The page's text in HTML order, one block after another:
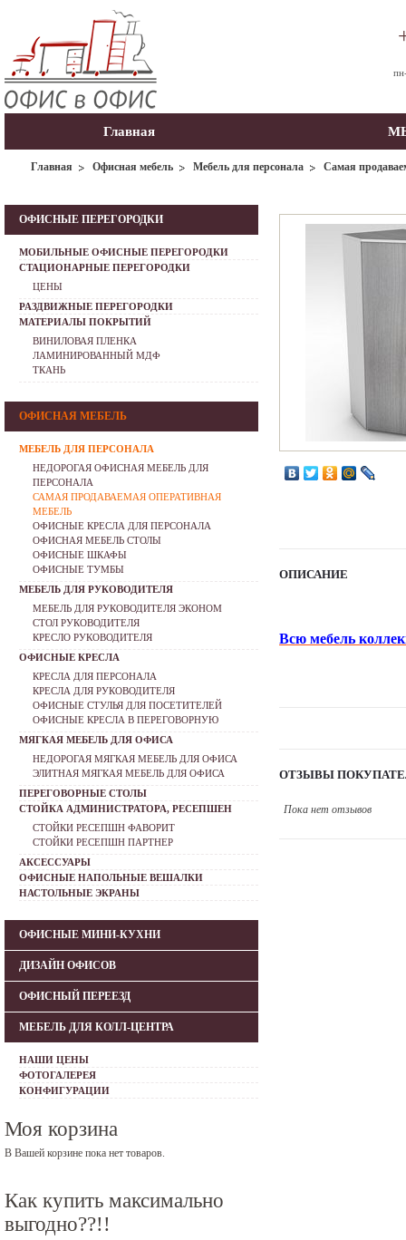
Главная
Главная Офисная мебель Мебель для персонала Самая
ОПИСАНИЕ
Всю мебель
ОТЗЫВЫ
Пока нет отзывов
ОФИСНЫЕ ПЕРЕГОРОДКИ
МОБИЛЬНЫЕ ОФИСНЫЕ ПЕРЕГОРОДКИ
СТАЦИОНАРНЫЕ ПЕРЕГОРОДКИ
ЦЕНЫ
РАЗДВИЖНЫЕ ПЕРЕГОРОДКИ
МАТЕРИАЛЫ ПОКРЫТИЙ
ВИНИЛОВАЯ ПЛЕНКА
ЛАМИНИРОВАННЫЙ МДФ
ТКАНЬ
ОФИСНАЯ МЕБЕЛЬ
МЕБЕЛЬ ДЛЯ ПЕРСОНАЛА
НЕДОРОГАЯ ОФИСНАЯ МЕБЕЛЬ ДЛЯ
ПЕРСОНАЛА
САМАЯ ПРОДАВАЕМАЯ ОПЕРАТИВНАЯ
МЕБЕЛЬ
ОФИСНЫЕ КРЕСЛА ДЛЯ ПЕРСОНАЛА
ОФИСНАЯ МЕБЕЛЬ СТОЛЫ
ОФИСНЫЕ ШКАФЫ
ОФИСНЫЕ ТУМБЫ
МЕБЕЛЬ ДЛЯ РУКОВОДИТЕЛЯ
МЕБЕЛЬ ДЛЯ РУКОВОДИТЕЛЯ ЭКОНОМ
СТОЛ РУКОВОДИТЕЛЯ
КРЕСЛО РУКОВОДИТЕЛЯ
ОФИСНЫЕ КРЕСЛА
КРЕСЛА ДЛЯ ПЕРСОНАЛА
КРЕСЛА ДЛЯ РУКОВОДИТЕЛЯ
ОФИСНЫЕ СТУЛЬЯ ДЛЯ ПОСЕТИТЕЛЕЙ
ОФИСНЫЕ КРЕСЛА В ПЕРЕГОВОРНУЮ
МЯГКАЯ МЕБЕЛЬ ДЛЯ ОФИСА
НЕДОРОГАЯ МЯГКАЯ МЕБЕЛЬ ДЛЯ ОФИСА
ЭЛИТНАЯ МЯГКАЯ МЕБЕЛЬ ДЛЯ ОФИСА
ПЕРЕГОВОРНЫЕ СТОЛЫ
СТОЙКА АДМИНИСТРАТОРА, РЕСЕПШЕН
СТОЙКИ РЕСЕПШН ФАВОРИТ
СТОЙКИ РЕСЕПШН ПАРТНЕР
АКСЕССУАРЫ
ОФИСНЫЕ НАПОЛЬНЫЕ ВЕШАЛКИ
НАСТОЛЬНЫЕ ЭКРАНЫ
ОФИСНЫЕ МИНИ-КУХНИ
ДИЗАЙН ОФИСОВ
ОФИСНЫЙ ПЕРЕЕЗД
МЕБЕЛЬ ДЛЯ КОЛЛ-ЦЕНТРА
НАШИ ЦЕНЫ
ФОТОГАЛЕРЕЯ
КОНФИГУРАЦИИ
Моя корзина
В Вашей корзине пока нет товаров.
Как купить максимально
выгодно??!!